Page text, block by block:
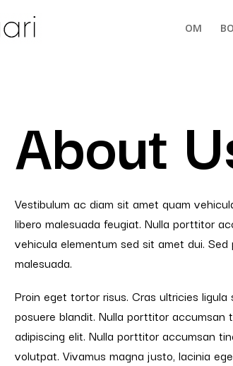
OM
About
Vestibulum ac diam sit amet quam
libero malesuada feugiat. Nulla porttitor
vehicula elementum sed sit amet dui.
malesuada.
Proin eget tortor risus. Cras ultricies
posuere blandit. Nulla porttitor
adipiscing elit. Nulla porttitor accumsan
volutpat. Vivamus magna justo, lacinia